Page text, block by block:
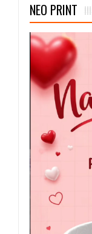
NEO PRINT